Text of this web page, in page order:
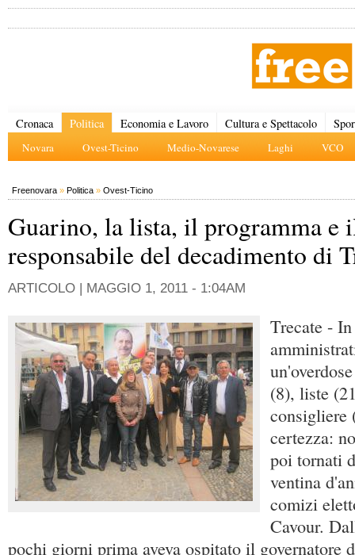
Cronaca Politica
Novara Ovest-Ticino Medio-Novarese Laghi VCO
Economia e Lavoro Cultura e Spettacolo
Freenovara » Politica » Ovest-Ticino
Guarino, la lista, il programma e
responsabile del decadimento di
ARTICOLO | MAGGIO 1, 2011 - 1:04AM
Trecate -
(8), liste
consigliere
certezza:
poi tornati
ventina
comizi
Cavour.
pochi giorni prima aveva ospitato il governatore